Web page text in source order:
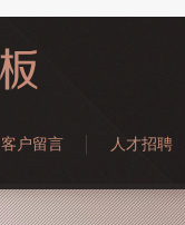
客户留言 人才招聘